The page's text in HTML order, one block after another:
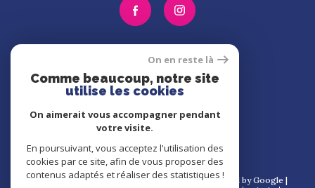
Nous
adhérons
© 2026 | Tous droits réservés | Traduction powered by Google |
On en reste là
Comme beaucoup, notre site
utilise les cookies
On aimerait vous accompagner pendant
votre visite.
En poursuivant, vous acceptez l'utilisation des
cookies par ce site, afin de vous proposer des
contenus adaptés et réaliser des statistiques !